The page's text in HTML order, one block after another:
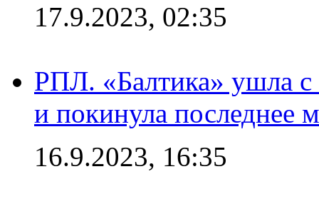
17.9.2023, 02:35
РПЛ. «Балтика» ушла с
и покинула последнее
16.9.2023, 16:35